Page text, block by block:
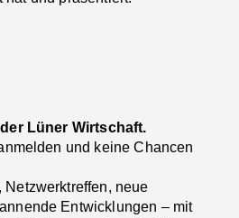
Lüner Wirtschaft.
und keine Chancen
Netzwerktreffen, neue
Entwicklungen – mit